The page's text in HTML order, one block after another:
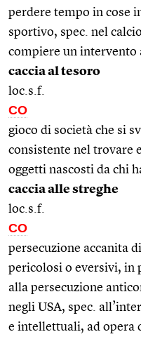
perdere tempo in cose
sportivo, spec. nel
compiere un intervento
caccia al tesoro
loc.s.f.
CO
gioco di società che si
consistente nel trovare
oggetti nascosti da chi
caccia alle streghe
loc.s.f.
CO
persecuzione accanita
pericolosi o eversivi, in
alla persecuzione
negli USA, spec.
e intellettuali, ad opera